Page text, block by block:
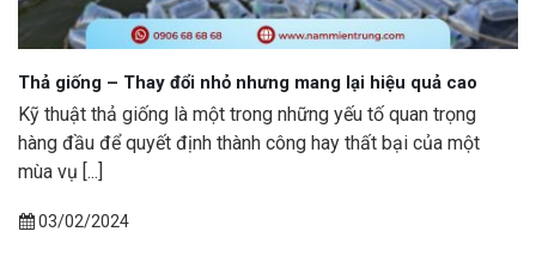
Thả giống – Thay đổi nhỏ nhưng mang lại hiệu quả cao
Kỹ thuật thả giống là một trong những yếu tố quan trọng
hàng đầu để quyết định thành công hay thất bại của một
mùa vụ [...]
03/02/2024